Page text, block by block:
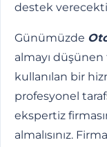
destek
Günümüzde
almayı
kullanılan bir
profesyonel
ekspertiz
almalısınız.